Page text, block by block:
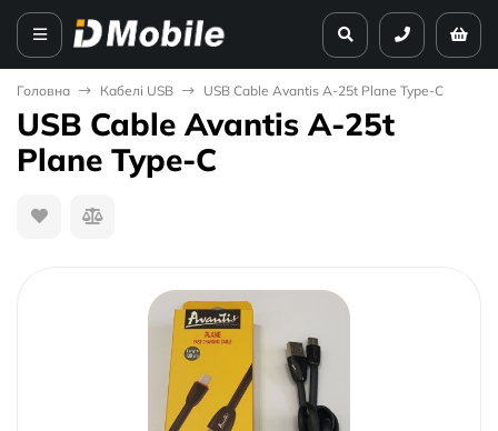
Головна Кабелі USB USB Cable Avantis A-25t Plane Type-C
USB Cable Avantis A-25t
Plane Type-C